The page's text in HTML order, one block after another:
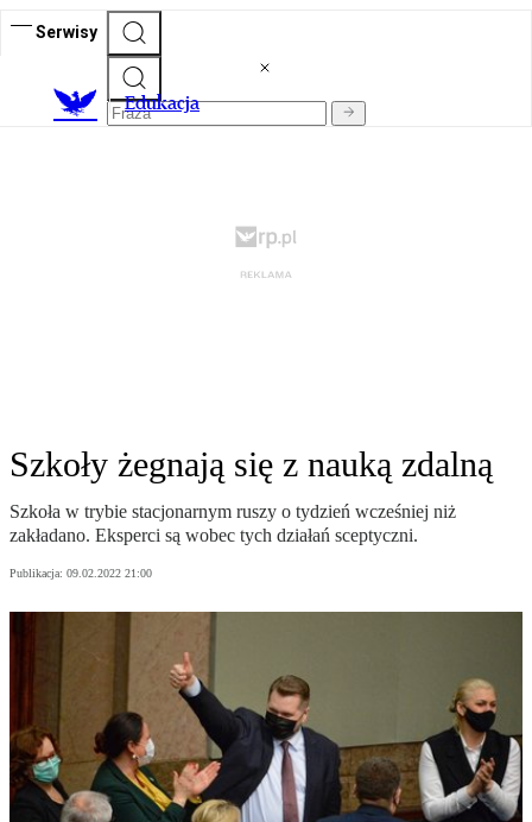
Serwisy
Edukacja
Szkoły żegnają się z nauką zdalną
Szkoła w trybie stacjonarnym ruszy o tydzień wcześniej niż
zakładano. Eksperci są wobec tych działań sceptyczni.
Publikacja: 09.02.2022 21:00